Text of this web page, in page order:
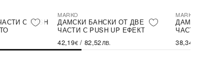
С PUSH
MARKO
ДАМСКИ БАНСКИ ОТ ДВЕ
ЧАСТИ С PUSH UP ЕФЕКТ
42,19€ /82,52ЛВ.
MARKO
ДАМСКИ
ЧАСТИ С
38,34